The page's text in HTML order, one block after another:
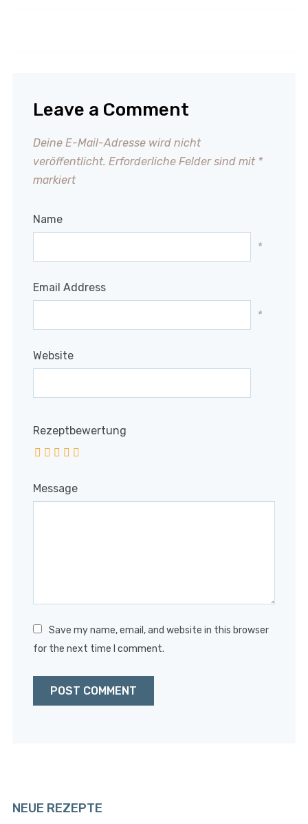
Leave a Comment
Deine E-Mail-Adresse wird nicht
veröffentlicht. Erforderliche Felder sind mit *
markiert
Name
*
Email Address
*
Website
Rezeptbewertung
Message
Save my name, email, and website in this browser
for the next time I comment.
NEUE REZEPTE